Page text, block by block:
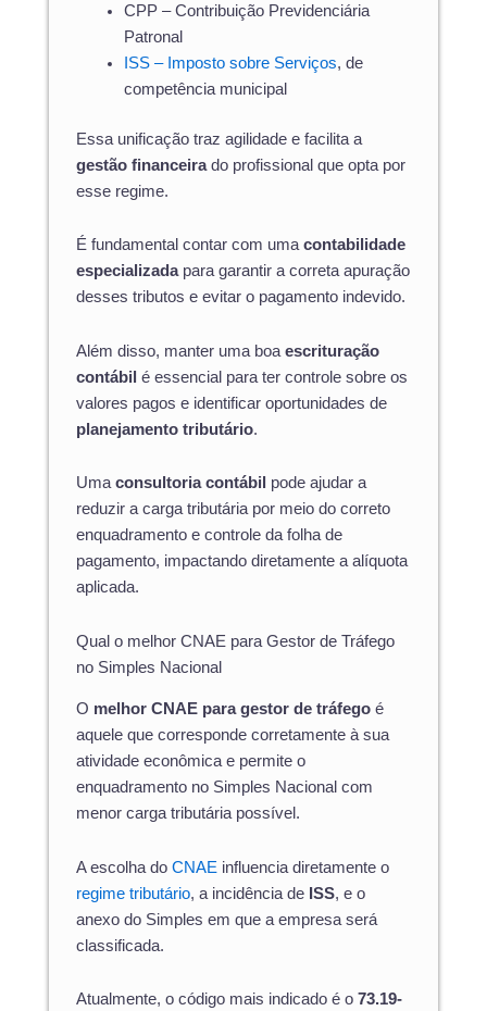
CPP – Contribuição Previdenciária
Patronal
ISS – Imposto sobre Serviços, de
competência municipal
Essa unificação traz agilidade e facilita a
gestão financeirado profissional que opta por
esse regime.
É fundamental contar com umacontabilidade
especializadapara garantir a correta apuração
desses tributos e evitar o pagamento indevido.
Além disso, manter uma boa escrituração
contábil é essencial para ter controle sobre os
valores pagos e identificar oportunidades de
planejamento tributário.
Umaconsultoria contábil
pode ajudar a
reduzir a carga tributária por meio do correto
enquadramento e controle da folha de
pagamento, impactando diretamente a alíquota
aplicada.
Qual o melhor CNAE para Gestor de Tráfego
no Simples Nacional
O melhor CNAE para gestor de tráfego é
aquele que corresponde corretamente à sua
atividade econômica e permite o
enquadramento no Simples Nacional com
menor carga tributária possível.
A escolha do CNAE influencia diretamente o
regime tributário, a incidência de ISS, e o
anexo do Simples em que a empresa será
classificada.
Atualmente, o código mais indicado é o 73.19-